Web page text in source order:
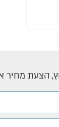
הצעת מחיר